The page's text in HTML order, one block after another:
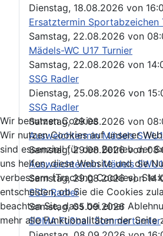
Dienstag, 18.08.2026 von
Ersatztermin Sportabzeichen
Samstag, 22.08.2026 von
Mädels-WC U17 Turnier
Samstag, 22.08.2026 von
SSG Radler
Dienstag, 25.08.2026 von
SSG Radler
Samstag, 29.08.2026 von
Ausweichtermin Mädels
Samstag, 29.08.2026von
Ausweichtermin Mädels
Samstag, 29.08.2026von
SSG Radler
Samstag, 05.09.2026
SOMA Fußball Sommerturnier
Wir benutzen Cookies
Wir nutzen Cookies auf unserer
sind essenziell für den Betrieb der
uns helfen, diese Website und die
verbessern (Tracking Cookies). Sie
entscheiden, ob Sie die Cookies
beachten Sie, dass bei einer
mehr alle Funktionalitäten der Seite